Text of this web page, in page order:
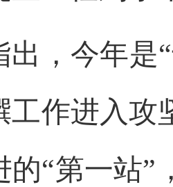
出，今年是
工作进入攻
的“第一站”